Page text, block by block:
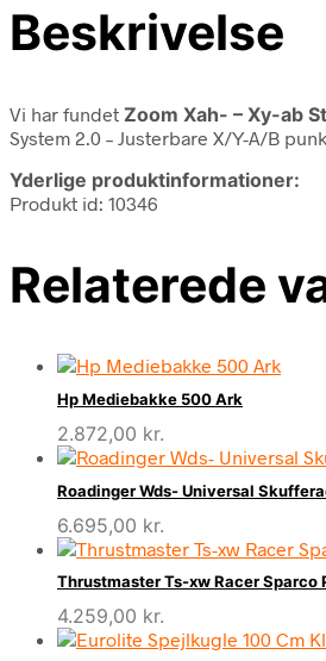
Beskrivelse
Vi har fundet Zoom Xah- – Xy-ab
System 2.0 – Justerbare X/Y-A/B
Yderlige produktinformationer:
Produkt id: 10346
Relaterede
Hp Mediebakke 500 Ark
2.872,00 kr.
Roadinger Wds- Universal
6.695,00 kr.
Thrustmaster Ts-xw Racer Sparco
4.259,00 kr.